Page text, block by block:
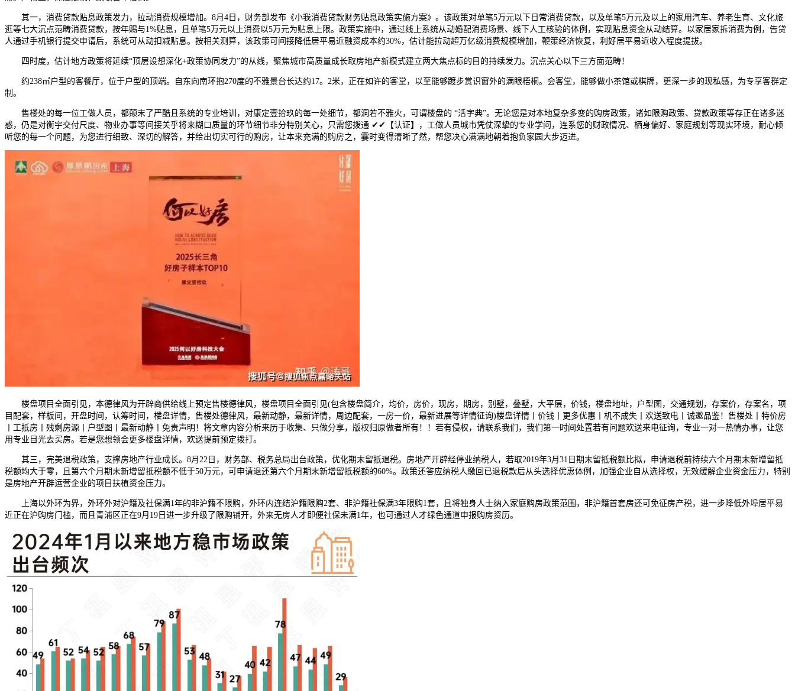
其一，消费贷款贴息政策发力，拉动消费规模增加。8月4日，财务部发布《小我消费贷款财务贴息政策实施方案》。该政策对单笔5万元以下日常消费贷款，以及单笔5万元及以上的家用汽车、养老生育、文化旅
逛等七大沉点范畴消费贷款，按年赐与1%贴息，且单笔5万元以上消费以5万元为贴息上限。政策实施中，通过线上系统从动婚配消费场景、线下人工核验的体例，实现贴息资金从动结算。以家居家拆消费为例，告贷
人通过手机银行提交申请后，系统可从动扣减贴息。按相关测算，该政策可间接降低居平易近融资成本约30%，估计能拉动超万亿级消费规模增加，鞭策经济恢复，利好居平易近收入程度提拔。
四时度，估计地方政策将延续“顶层设想深化+政策协同发力”的从线，聚焦城市高质量成长取房地产新模式建立两大焦点标的目的持续发力。沉点关心以下三方面范畴！
约238㎡户型的客餐厅，位于户型的顶端。自东向南环抱270度的不雅景台长达约17。2米，正在如许的客堂，以至能够踱步赏识窗外的满眼梧桐。会客堂，能够做小茶馆或棋牌，更深一步的现私感，为专享客群定
制。
售楼处的每一位工做人员，都颠末了严酷且系统的专业培训，对康定壹拾玖的每一处细节，都洞若不雅火，可谓楼盘的 “活字典”。无论您是对本地复杂多变的购房政策，诸如限购政策、贷款政策等存正在诸多迷
惑，仍是对衡宇交付尺度、物业办事等间接关乎将来糊口质量的环节细节非分特别关心，只需您拨通 ✔✔【认证】，工做人员城市凭仗深挚的专业学问，连系您的财政情况、栖身偏好、家庭规划等现实环境，耐心倾
听您的每一个问题，为您进行细致、深切的解答，并给出切实可行的购房，让本来充满的购房之，霎时变得清晰了然，帮您决心满满地朝着抱负家园大步迈进。
楼盘项目全面引见，本德律风为开辟商供给线上预定售楼德律风，楼盘项目全面引见(包含楼盘简介，均价，房价，现房，期房，别墅，叠墅，大平层，价钱，楼盘地址，户型图，交通规划，存案价，存案名，项
目配套，样板间，开盘时间，认筹时间，楼盘详情，售楼处德律风，最新动静，最新详情，周边配套，一房一价，最新进展等详情征询)楼盘详情丨价钱丨更多优惠丨机不成失丨欢送致电丨诚邀品鉴！售楼处丨特价房
丨工抵房丨残剩房源丨户型图丨最新动静丨免责声明！将文章内容分析来历于收集、只做分享，版权归原做者所有！！若有侵权，请联系我们，我们第一时间处置若有问题欢送来电征询，专业一对一热情办事，让您
用专业目光去买房。若是您想领会更多楼盘详情，欢送提前预定拨打。
其三，完美退税政策，支撑房地产行业成长。8月22日，财务部、税务总局出台政策，优化期末留抵退税。房地产开辟经停业纳税人，若取2019年3月31日期末留抵税额比拟，申请退税前持续六个月期末新增留抵
税额均大于零，且第六个月期末新增留抵税额不低于50万元，可申请退还第六个月期末新增留抵税额的60%。政策还答应纳税人缴回已退税款后从头选择优惠体例，加强企业自从选择权，无效缓解企业资金压力，特别
是房地产开辟运营企业的项目扶植资金压力。
上海以外环为界，外环外对沪籍及社保满1年的非沪籍不限购，外环内连结沪籍限购2套、非沪籍社保满3年限购1套，且将独身人士纳入家庭购房政策范围，非沪籍首套房还可免征房产税，进一步降低外埠居平易
近正在沪购房门槛，而且青浦区正在9月19日进一步升级了限购铺开，外来无房人才即便社保未满1年，也可通过人才绿色通道申报购房资历。